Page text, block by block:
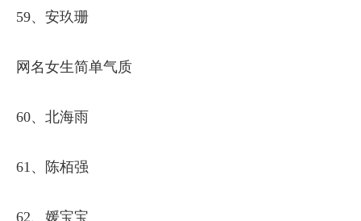
59、安玖珊
网名女生简单气质
60、北海雨
61、陈栢强
62、媛宝宝